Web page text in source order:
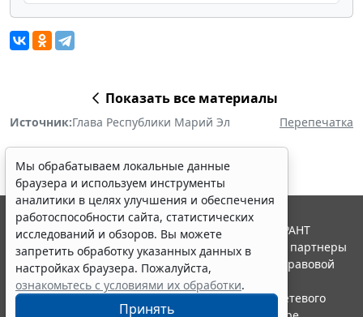
Показать все материалы
Источник:Глава Республики Марий Эл Перепечатка
Мы обрабатываем локальные данные
браузера и используем инструменты
аналитики в целях улучшения и обеспечения
работоспособности сайта, статистических
исследований и обзоров. Вы можете
запретить обработку указанных данных в
настройках браузера. Пожалуйста,
ознакомьтесь с условиями их обработки.
Принять
© ООО "НПП "ГАРАНТ-СЕРВИС", 2026. Система ГАРАНТ
выпускается с 1990 года. Компания "Гарант" и ее партнеры
являются участниками Российской ассоциации правовой
информации ГАРАНТ.
Портал ГАРАНТ.РУ зарегистрирован в качестве сетевого